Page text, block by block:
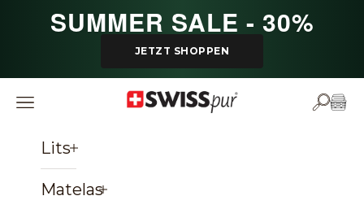
SUMMER SALE - 30%
JETZT SHOPPEN
SWISSpur
Ouvrir la navigation Ouvrir
Voir
Lits
Matelas